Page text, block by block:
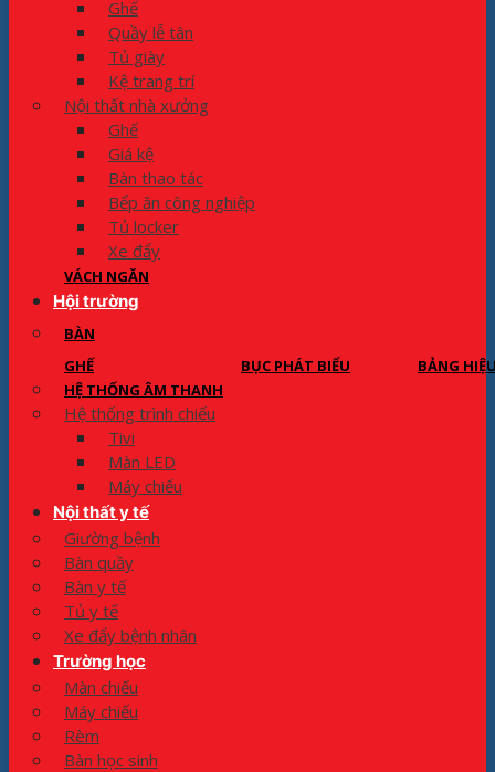
Ghế
Quầy lễ tân
Tủ giày
Kệ trang trí
Nội thất nhà xưởng
Ghế
Giá kệ
Bàn thao tác
Bếp ăn công nghiệp
Tủ locker
Xe đẩy
VÁCH NGĂN
Hội trường
BÀN
GHẾ
BỤC PHÁT BIỂU
BẢNG
HỆ THỐNG ÂM THANH
Hệ thống trình chiếu
Tivi
Màn LED
Máy chiếu
Nội thất y tế
Giường bệnh
Bàn quầy
Bàn y tế
Tủ y tế
Xe đẩy bệnh nhân
Trường học
Màn chiếu
Máy chiếu
Rèm
Bàn học sinh